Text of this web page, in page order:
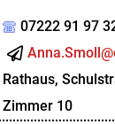
07222 91 97
Rathaus,
Zimmer 10